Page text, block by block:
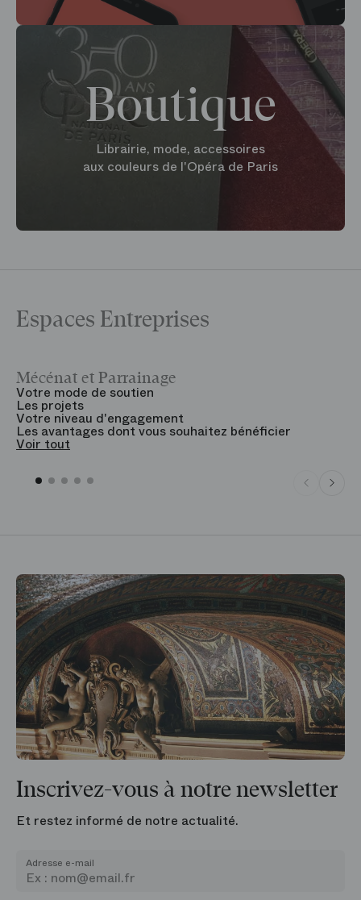
Boutique
Librairie, mode, accessoires
aux couleurs de l'Opéra de Paris
Espaces Entreprises
Mécénat et Parrainage
Votre mode de soutien
Les projets
Votre niveau d'engagement
Les avantages dont vous souhaitez bénéficier
Voir tout
Inscrivez-vous à notre newsletter
Et restez informé de notre actualité.
Adresse e-mail